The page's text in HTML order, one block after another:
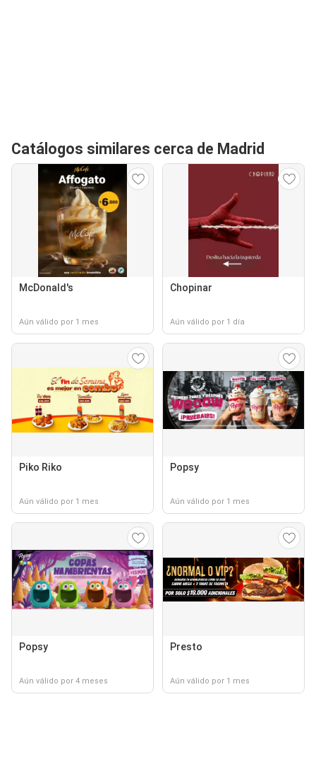
Catálogos similares cerca de Madrid
McDonald's
Aún válido por 1 mes
Chopinar
Aún válido por 1 día
Piko Riko
Aún válido por 1 mes
Popsy
Aún válido por 1 mes
Popsy
Aún válido por 4 meses
Presto
Aún válido por 1 mes